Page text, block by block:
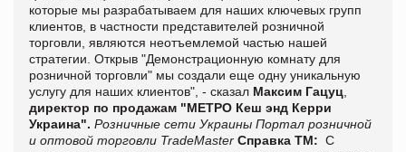
которые мы разрабатываем для наших ключевых групп
клиентов, в частности представителей розничной
торговли, являются неотъемлемой частью нашей
стратегии. Открыв "Демонстрационную комнату для
розничной торговли" мы создали еще одну уникальную
услугу для наших клиентов", - сказал Максим Гацуц
директор по продажам "МЕТРО Кеш энд Керри
Украина". Розничные сети Украины Портал розничной
и оптовой торговли TradeMaster Справка ТМ: С